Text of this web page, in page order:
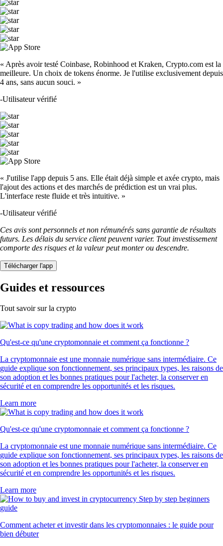
« Après avoir testé Coinbase, Robinhood et Kraken, Crypto.com est la
meilleure. Un choix de tokens énorme. Je l'utilise exclusivement depuis
4 ans, sans aucun souci. »
-Utilisateur vérifié
« J'utilise l'app depuis 5 ans. Elle était déjà simple et axée crypto, mais
l'ajout des actions et des marchés de prédiction est un vrai plus.
L'interface reste fluide et très intuitive. »
-Utilisateur vérifié
Ces avis sont personnels et non rémunérés sans garantie de résultats
futurs. Les délais du service client peuvent varier. Tout investissement
comporte des risques et la valeur peut monter ou descendre.
Télécharger l'app
Guides et ressources
Tout savoir sur la crypto
Qu'est-ce qu'une cryptomonnaie et comment ça fonctionne ?
La cryptomonnaie est une monnaie numérique sans intermédiaire. Ce
guide explique son fonctionnement, ses principaux types, les raisons de
son adoption et les bonnes pratiques pour l'acheter, la conserver en
sécurité et en comprendre les opportunités et les risques.
Learn more
Qu'est-ce qu'une cryptomonnaie et comment ça fonctionne ?
La cryptomonnaie est une monnaie numérique sans intermédiaire. Ce
guide explique son fonctionnement, ses principaux types, les raisons de
son adoption et les bonnes pratiques pour l'acheter, la conserver en
sécurité et en comprendre les opportunités et les risques.
Learn more
Comment acheter et investir dans les cryptomonnaies : le guide pour
bien débuter